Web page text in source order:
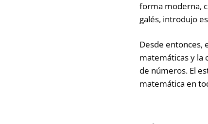
forma moderna,
galés, introdujo
Desde entonces,
matemáticas y la
de números. El
matemática en